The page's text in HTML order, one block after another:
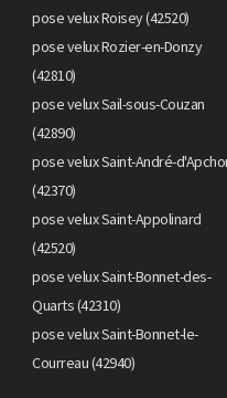
pose velux Roisey (42520)
pose velux Rozier-en-Donzy
(42810)
pose velux Sail-sous-Couzan
(42890)
pose velux Saint-André-
(42370)
pose velux Saint-Appolinard
(42520)
pose velux Saint-Bonnet-des-
Quarts (42310)
pose velux Saint-Bonnet-le-
Courreau (42940)